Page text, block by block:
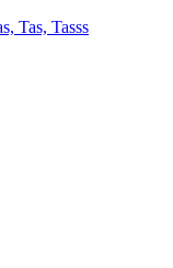
Tas, Tasss